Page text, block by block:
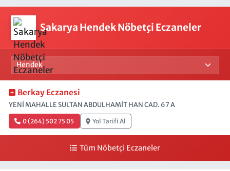
Sakarya Hendek Nöbetçi Eczaneler
Berkay Eczanesi
YENİ MAHALLE SULTAN ABDULHAMİT HAN CAD. 67 A
0 (264) 502 75 05 Yol Tarifi Al
Tüm Nöbetçi Eczaneler